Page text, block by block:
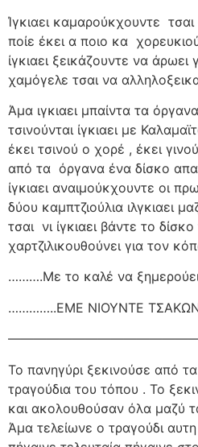
Ίγκιαει καμαρούκχουντε
ποίε έκει α ποιο κα
ίγκιαει ξεικάζουντε να
χαμόγελε τσαι να
Άμα ιγκιαει μπαίντα τα
τσινούνται ίγκιαει με
έκει τσινού ο χορέ , έκει
από τα όργανα ένα δίσκο
ίγκιαει αναιμούκχουντε οι
δύου καμπτζιούλια ιλγκιαει
τσαι νι ίγκιαει βάντε το
χαρτζιλικουθούνει για τον
……….Με το καλέ να
…………..ΕΜΕ ΝΙΟΥΝΤΕ
Το πανηγύρι ξεκινούσε από
τραγούδια του τόπου . Το
και ακολουθούσαν όλα μαζύ
Άμα τελείωνε ο τραγούδι